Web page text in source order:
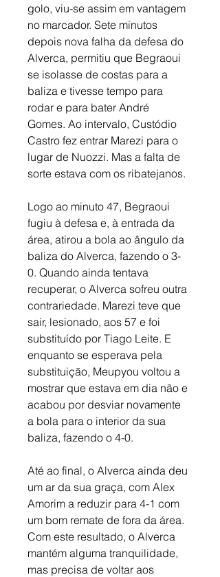
golo, viu-se assim em vantagem
no marcador. Sete minutos
depois nova falha da defesa do
Alverca, permitiu que Begraoui
se isolasse de costas para a
baliza e tivesse tempo para
rodar e para bater André
Gomes. Ao intervalo, Custódio
Castro fez entrar Marezi para o
lugar de Nuozzi. Mas a falta de
sorte estava com os ribatejanos.
Logo ao minuto 47, Begraoui
fugiu à defesa e, à entrada da
área, atirou a bola ao ângulo da
baliza do Alverca, fazendo o 3-
0. Quando ainda tentava
recuperar, o Alverca sofreu outra
contrariedade. Marezi teve que
sair, lesionado, aos 57 e foi
substituído por Tiago Leite. E
enquanto se esperava pela
substituição, Meupyou voltou a
mostrar que estava em dia não e
acabou por desviar novamente
a bola para o interior da sua
baliza, fazendo o 4-0.
Até ao final, o Alverca ainda deu
um ar da sua graça, com Alex
Amorim a reduzir para 4-1 com
um bom remate de fora da área.
Com este resultado, o Alverca
mantém alguma tranquilidade,
mas precisa de voltar aos